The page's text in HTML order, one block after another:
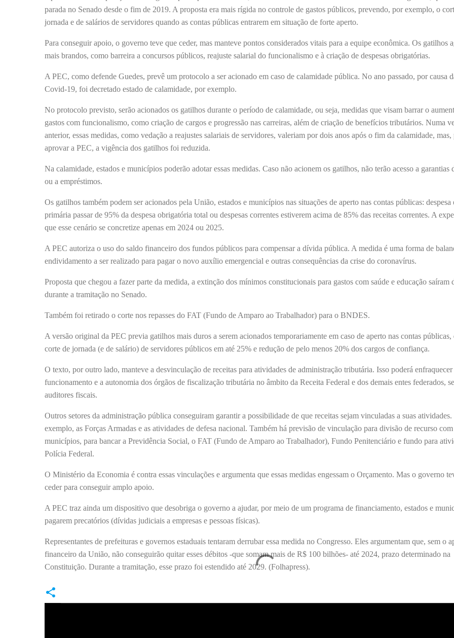
parada no Senado desde o fim de 2019. A proposta era mais rígida no controle de gastos públicos, prevendo, por exemplo, o
jornada e de salários de servidores quando as contas públicas entrarem em situação de forte aperto.
Para conseguir apoio, o governo teve que ceder, mas manteve pontos considerados vitais para a equipe econômica. Os gatilhos
mais brandos, como barreira a concursos públicos, reajuste salarial do funcionalismo e à criação de despesas obrigatórias.
A PEC, como defende Guedes, prevê um protocolo a ser acionado em caso de calamidade pública. No ano passado, por causa
Covid-19, foi decretado estado de calamidade, por exemplo.
No protocolo previsto, serão acionados os gatilhos durante o período de calamidade, ou seja, medidas que visam barrar o
gastos com funcionalismo, como criação de cargos e progressão nas carreiras, além de criação de benefícios tributários. Numa
anterior, essas medidas, como vedação a reajustes salariais de servidores, valeriam por dois anos após o fim da calamidade, mas,
aprovar a PEC, a vigência dos gatilhos foi reduzida.
Na calamidade, estados e municípios poderão adotar essas medidas. Caso não acionem os gatilhos, não terão acesso a garantias
ou a empréstimos.
Os gatilhos também podem ser acionados pela União, estados e municípios nas situações de aperto nas contas públicas: despesa
primária passar de 95% da despesa obrigatória total ou despesas correntes estiverem acima de 85% das receitas correntes. A
que esse cenário se concretize apenas em 2024 ou 2025.
A PEC autoriza o uso do saldo financeiro dos fundos públicos para compensar a dívida pública. A medida é uma forma de
endividamento a ser realizado para pagar o novo auxílio emergencial e outras consequências da crise do coronavírus.
Proposta que chegou a fazer parte da medida, a extinção dos mínimos constitucionais para gastos com saúde e educação saíram
durante a tramitação no Senado.
Também foi retirado o corte nos repasses do FAT (Fundo de Amparo ao Trabalhador) para o BNDES.
A versão original da PEC previa gatilhos mais duros a serem acionados temporariamente em caso de aperto nas contas públicas,
corte de jornada (e de salário) de servidores públicos em até 25% e redução de pelo menos 20% dos cargos de confiança.
O texto, por outro lado, manteve a desvinculação de receitas para atividades de administração tributária. Isso poderá enfraquecer
funcionamento e a autonomia dos órgãos de fiscalização tributária no âmbito da Receita Federal e dos demais entes federados,
auditores fiscais.
Outros setores da administração pública conseguiram garantir a possibilidade de que receitas sejam vinculadas a suas atividades.
exemplo, as Forças Armadas e as atividades de defesa nacional. Também há previsão de vinculação para divisão de recurso com
municípios, para bancar a Previdência Social, o FAT (Fundo de Amparo ao Trabalhador), Fundo Penitenciário e fundo para
Polícia Federal.
O Ministério da Economia é contra essas vinculações e argumenta que essas medidas engessam o Orçamento. Mas o governo
ceder para conseguir amplo apoio.
A PEC traz ainda um dispositivo que desobriga o governo a ajudar, por meio de um programa de financiamento, estados e
pagarem precatórios (dívidas judiciais a empresas e pessoas físicas).
Representantes de prefeituras e governos estaduais tentaram derrubar essa medida no Congresso. Eles argumentam que, sem o
financeiro da União, não conseguirão quitar esses débitos -que somam mais de R$ 100 bilhões- até 2024, prazo determinado na
Constituição. Durante a tramitação, esse prazo foi estendido até 2029. (Folhapress).